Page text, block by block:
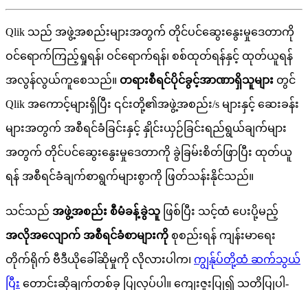
Qlik သည အဖအစညမအတက တငပငဆနမဒတက
ဝငရက ကညရရန၊ ဝငရကရန၊ စစထတရနနင ထတယရန
အလနလယကစသည။ တရစရငပငခငအဏရသမ တင
Qlik အကငမရ ပ ၎ငတ၏အဖအစည/s မနင ဆခန
မအတက အစရငခ ခငနင နငယဉ ခငရညရယခကမ
အတက တငပငဆနမဒတက ခ ခမစတ ဖ ပ ထတယ
ရန အစရငခခကစရကမစက ဖတသနနငသည။
သငသည အဖအစည စမခနခသ ဖစ ပ သငထ ပပမည
အလအလက အစရငခစမက စစညရန ကနမရ
တကရက ဗဒယခ ဆမက လလပ က၊ ကနပတထ ဆကသယ
ပ တငဆခကတစခ ပလပပ ။ ကဇ ပ၍ သတ ပပ -